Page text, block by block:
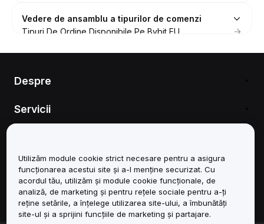
Vedere de ansamblu a tipurilor de comenzi
Tipuri De Ordine Disponibile Pe Bybit EU
ordinele Maker
Ordine Trailing Stop (Spot și Margin Trading)
Introducere în strategia TWAP
Despre
Servicii
Produse
Juridic
Utilizăm module cookie strict necesare pentru a asigura
funcționarea acestui site și a-l menține securizat. Cu
acordul tău, utilizăm și module cookie funcționale, de
analiză, de marketing și pentru rețele sociale pentru a-ți
reține setările, a înțelege utilizarea site-ului, a îmbunătăți
site-ul și a sprijini funcțiile de marketing și partajare.